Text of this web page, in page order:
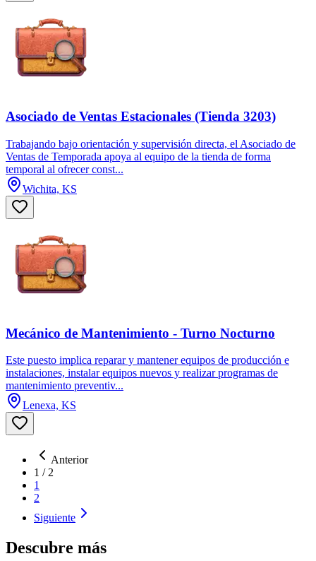
Asociado de Ventas Estacionales (Tienda 3203)
Trabajando bajo orientación y supervisión directa, el Asociado de
Ventas de Temporada apoya al equipo de la tienda de forma
temporal al ofrecer const...
Wichita, KS
Mecánico de Mantenimiento - Turno Nocturno
Este puesto implica reparar y mantener equipos de producción e
instalaciones, instalar equipos nuevos y realizar programas de
mantenimiento preventiv...
Lenexa, KS
Anterior
1 / 2
1
2
Siguiente
Descubre más